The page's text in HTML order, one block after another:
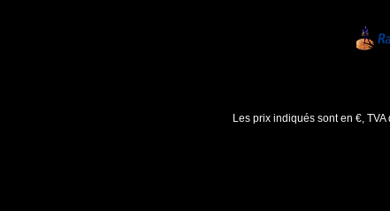
Les prix indiqués sont en €,